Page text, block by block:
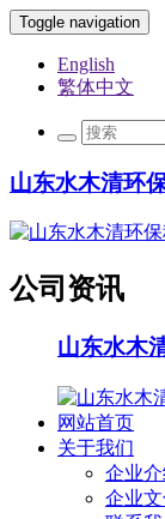
Toggle navigation
English
繁体中文
山东水木清环
公司资讯
山东水木
网站首页
关于我们
企业
企业